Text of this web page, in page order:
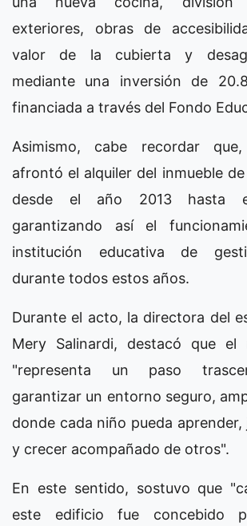
exteriores, obras de
valor de la cubierta y
mediante una inversión de
financiada a través del Fondo
Asimismo, cabe recordar
afrontó el alquiler del inmueble de
desde el año 2013 hasta
garantizando así el
institución educativa de
durante todos estos años.
Durante el acto, la directora del
Mery Salinardi, destacó que el
"representa un paso
garantizar un entorno seguro,
donde cada niño pueda aprender,
y crecer acompañado de otros".
En este sentido, sostuvo que
este edificio fue concebido